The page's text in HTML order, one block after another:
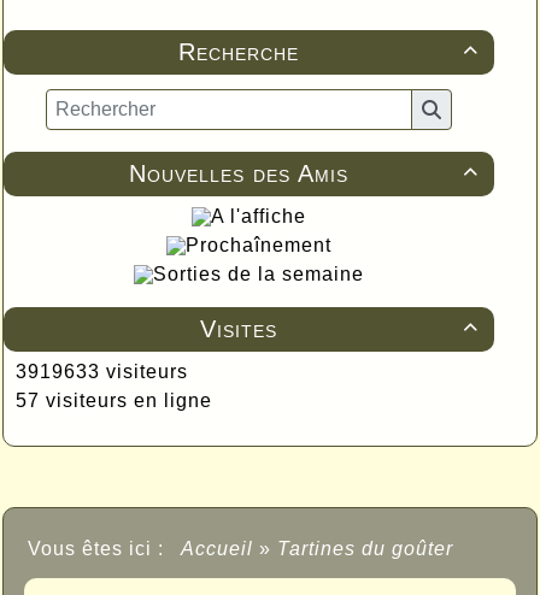

Recherche

Nouvelles des Amis
A l'affiche
Prochaînement
Sorties de la semaine

Visites
3919633 visiteurs
57 visiteurs en ligne
Vous êtes ici : Accueil » Tartines du goûter